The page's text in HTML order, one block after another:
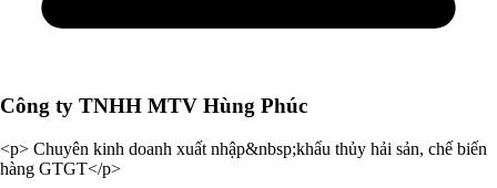
Công ty TNHH MTV Hùng Phúc
<p> Chuyên kinh doanh xuất nhập&nbsp;khẩu thủy hải sản, chế biến
hàng GTGT</p>